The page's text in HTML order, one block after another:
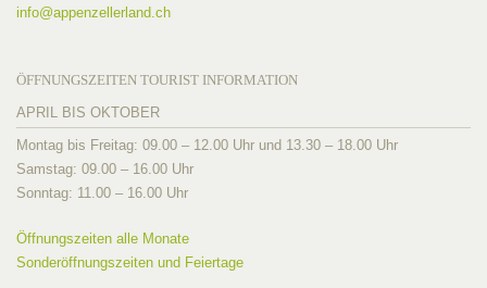
info@appenzellerland.ch
ÖFFNUNGSZEITEN TOURIST INFORMATION
APRIL BIS OKTOBER
Montag bis Freitag: 09.00 – 12.00 Uhr und 13.30 – 18.00 Uhr
Samstag: 09.00 – 16.00 Uhr
Sonntag: 11.00 – 16.00 Uhr
Öffnungszeiten alle Monate
Sonderöffnungszeiten und Feiertage